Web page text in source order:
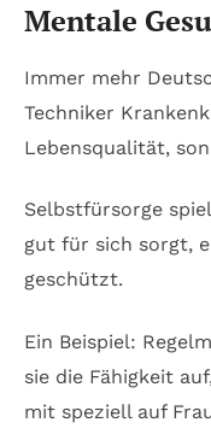
Mentale
Immer mehr
Techniker
Lebensqualität,
Selbstfürsorge
gut für sich sorgt,
geschützt.
Ein Beispiel:
sie die Fähigkeit
mit speziell auf